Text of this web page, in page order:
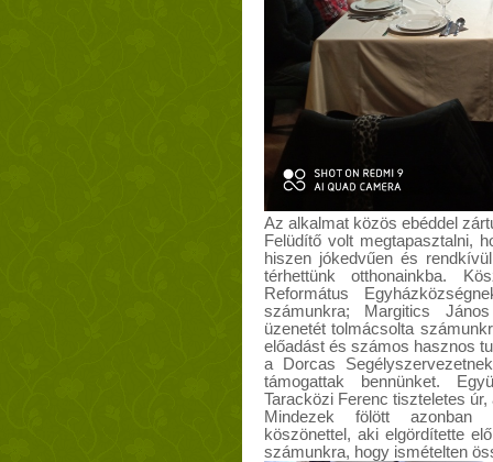
Az alkalmat közös ebéddel
Felüdítő volt megtapasztalni,
hiszen jókedvűen és
térhettünk otthonainkba.
Református
számunkra; Margitics
üzenetét tolmácsolta
előadást és számos hasznos
a Dorcas
támogattak bennünket.
Taracközi Ferenc tiszteletes
Mindezek fölött azonban
köszönettel, aki elgördítette
számunkra, hogy ismételten